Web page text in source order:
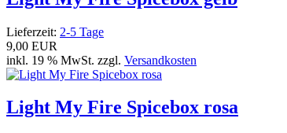
Lieferzeit: 2-5 Tage
9,00 EUR
inkl. 19 % MwSt. zzgl. Versandkosten
Light My Fire Spicebox rosa